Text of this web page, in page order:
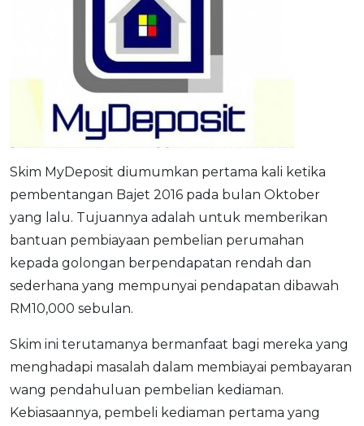
Skim MyDeposit diumumkan pertama kali ketika
pembentangan Bajet 2016 pada bulan Oktober
yang lalu. Tujuannya adalah untuk memberikan
bantuan pembiayaan pembelian perumahan
kepada golongan berpendapatan rendah dan
sederhana yang mempunyai pendapatan dibawah
RM10,000 sebulan.
Skim ini terutamanya bermanfaat bagi mereka yang
menghadapi masalah dalam membiayai pembayaran
wang pendahuluan pembelian kediaman.
Kebiasaannya, pembeli kediaman pertama yang